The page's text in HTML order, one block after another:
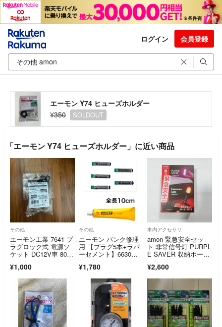
ログイン 会員登録
エーモン Y74 ヒューズホルダー
¥350
SOLDOUT
「エーモン Y74 ヒューズホルダー」に近い商品
その他
エーモン工業 7641 プ
ラグロック式 電源ソ
ケット DC12V車 80W
¥1,000
その他
エーモン パンク修理
用 【プラグ5本+ラバ
ーセメント】6630～6
¥1,780
車内アクセサリ
amon 緊急安全セッ
ト 非常信号灯 PURPL
E SAVER 収納ポーチ
¥2,600